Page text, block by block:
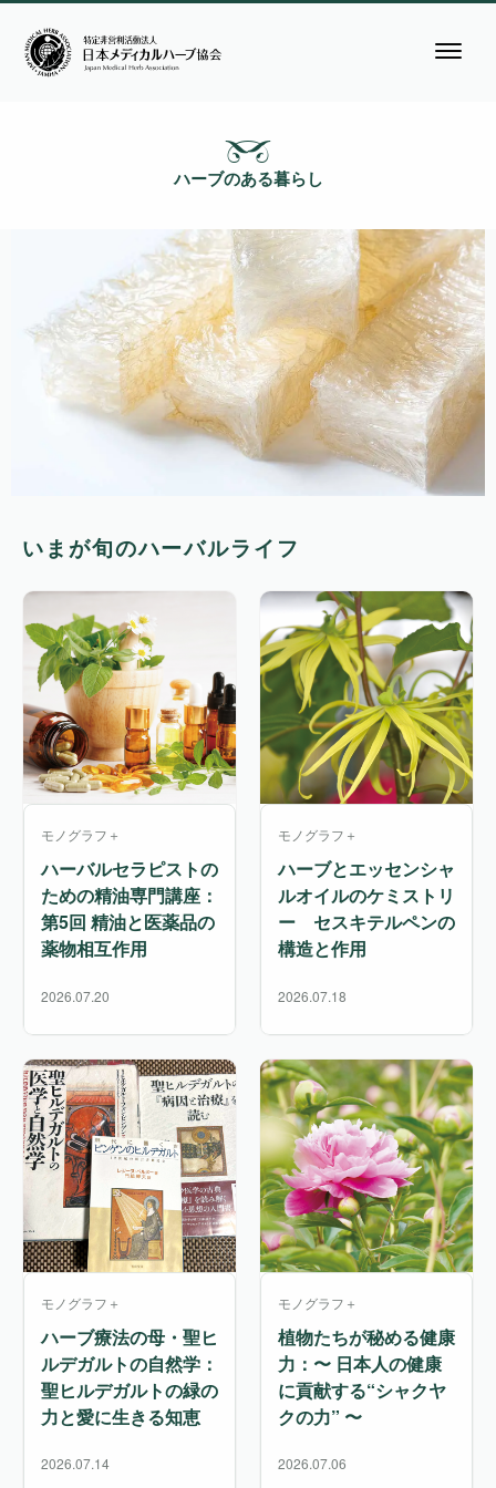
ハーブのある暮らし
いまが旬のハーバルライフ
モノグラフ＋
ハーバルセラピストの
ための精油専門講座：
第5回 精油と医薬品の
薬物相互作用
2026.07.20
モノグラフ＋
ハーブとエッセンシャ
ルオイルのケミストリ
ー セスキテルペンの
構造と作用
2026.07.18
モノグラフ＋
ハーブ療法の母・聖ヒ
ルデガルトの自然学：
聖ヒルデガルトの緑の
力と愛に生きる知恵
2026.07.14
モノグラフ＋
植物たちが秘める健康
力：〜 日本人の健康
に貢献する“シャクヤ
クの力” 〜
2026.07.06